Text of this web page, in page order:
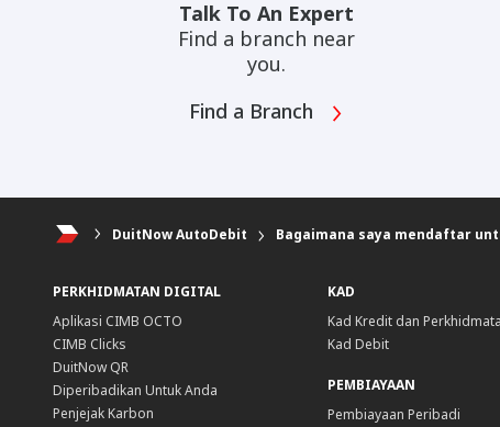
Talk To An Expert
Find a branch near
you.
Find a Branch
DuitNow AutoDebit Bagaimana saya mendaftar
PERKHIDMATAN DIGITAL
Aplikasi CIMB OCTO
CIMB Clicks
DuitNow QR
Diperibadikan Untuk Anda
Penjejak Karbon
KAD
Kad Kredit dan
Kad Debit
PEMBIAYAAN
Pembiayaan Peribadi